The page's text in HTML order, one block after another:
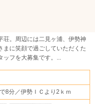
。周辺には二見ヶ浦、伊勢神
まに笑顔で過ごしていただくた
ッフを大募集です。...
8分／伊勢ＩＣより2ｋｍ